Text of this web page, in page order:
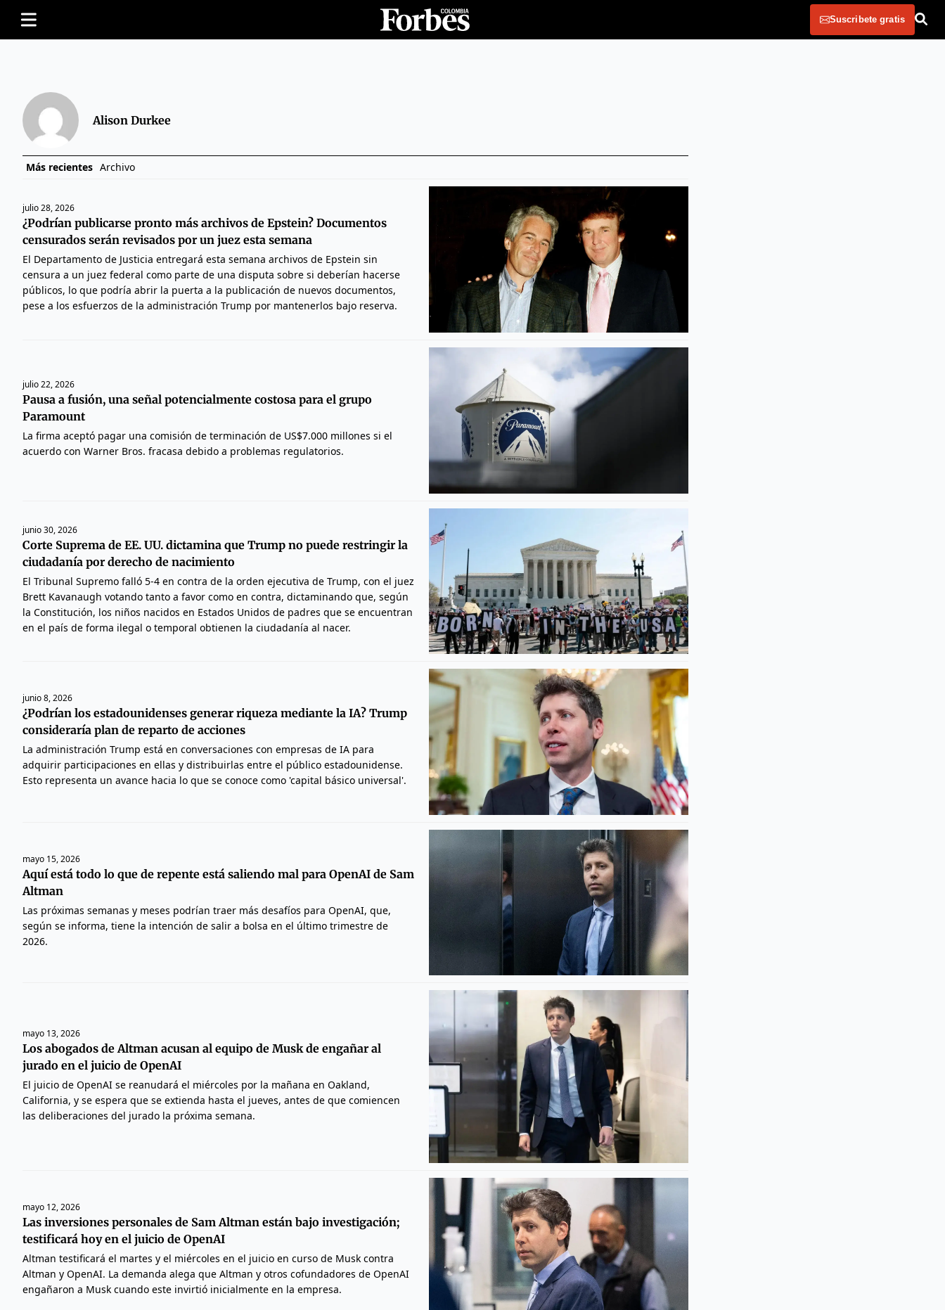
Suscribete gratis
Alison Durkee
Más recientes Archivo
julio 28, 2026
¿Podrían publicarse pronto más archivos de Epstein? Documentos
censurados serán revisados por un juez esta semana
El Departamento de Justicia entregará esta semana archivos de Epstein sin
censura a un juez federal como parte de una disputa sobre si deberían hacerse
públicos, lo que podría abrir la puerta a la publicación de nuevos documentos,
pese a los esfuerzos de la administración Trump por mantenerlos bajo reserva.
julio 22, 2026
Pausa a fusión, una señal potencialmente costosa para el grupo
Paramount
La firma aceptó pagar una comisión de terminación de US$7.000 millones si el
acuerdo con Warner Bros. fracasa debido a problemas regulatorios.
junio 30, 2026
Corte Suprema de EE. UU. dictamina que Trump no puede restringir la
ciudadanía por derecho de nacimiento
El Tribunal Supremo falló 5-4 en contra de la orden ejecutiva de Trump, con el juez
Brett Kavanaugh votando tanto a favor como en contra, dictaminando que, según
la Constitución, los niños nacidos en Estados Unidos de padres que se encuentran
en el país de forma ilegal o temporal obtienen la ciudadanía al nacer.
junio 8, 2026
¿Podrían los estadounidenses generar riqueza mediante la IA? Trump
consideraría plan de reparto de acciones
La administración Trump está en conversaciones con empresas de IA para
adquirir participaciones en ellas y distribuirlas entre el público estadounidense.
Esto representa un avance hacia lo que se conoce como 'capital básico universal'.
mayo 15, 2026
Aquí está todo lo que de repente está saliendo mal para OpenAI de Sam
Altman
Las próximas semanas y meses podrían traer más desafíos para OpenAI, que,
según se informa, tiene la intención de salir a bolsa en el último trimestre de
2026.
mayo 13, 2026
Los abogados de Altman acusan al equipo de Musk de engañar al
jurado en el juicio de OpenAI
El juicio de OpenAI se reanudará el miércoles por la mañana en Oakland,
California, y se espera que se extienda hasta el jueves, antes de que comiencen
las deliberaciones del jurado la próxima semana.
mayo 12, 2026
Las inversiones personales de Sam Altman están bajo investigación;
testificará hoy en el juicio de OpenAI
Altman testificará el martes y el miércoles en el juicio en curso de Musk contra
Altman y OpenAI. La demanda alega que Altman y otros cofundadores de OpenAI
engañaron a Musk cuando este invirtió inicialmente en la empresa.